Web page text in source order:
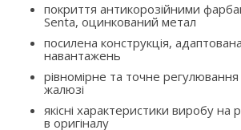
покриття антикорозійними
Senta, оцинкований метал
посилена конструкція,
навантажень
рівномірне та точне
жалюзі
якісні характеристики виробу на
в оригіналу